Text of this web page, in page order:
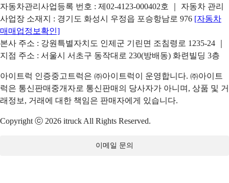
자동차관리사업등록 번호 : 제02-4123-000402호 ｜ 자동차 관리
사업장 소재지 : 경기도 화성시 우정읍 포승항남로 976 [자동차
매매업정보확인]
본사 주소 : 강원특별자치도 인제군 기린면 조침령로 1235-24 ｜
지점 주소 : 서울시 서초구 동작대로 230(방배동) 화련빌딩 3층
아이트럭 인증중고트럭은 ㈜아이트럭이 운영합니다. ㈜아이트
럭은 통신판매중개자로 통신판매의 당사자가 아니며, 상품 및 거
래정보, 거래에 대한 책임은 판매자에게 있습니다.
Copyright ⓒ 2026 itruck All Rights Reserved.
이메일 문의